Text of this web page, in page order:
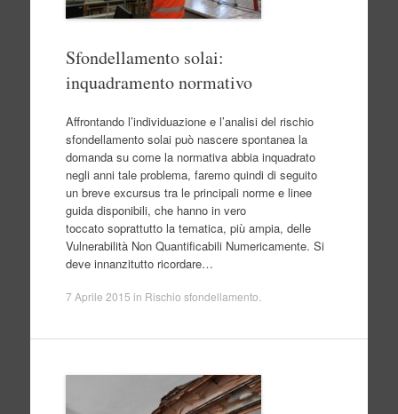
Sfondellamento solai:
inquadramento normativo
Affrontando l’individuazione e l’analisi del rischio
sfondellamento solai può nascere spontanea la
domanda su come la normativa abbia inquadrato
negli anni tale problema, faremo quindi di seguito
un breve excursus tra le principali norme e linee
guida disponibili, che hanno in vero
toccato soprattutto la tematica, più ampia, delle
Vulnerabilità Non Quantificabili Numericamente. Si
deve innanzitutto ricordare…
7 Aprile 2015 in Rischio sfondellamento